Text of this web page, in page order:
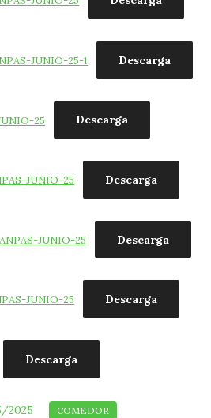
JUNIO-25-1 Descarga
25 Descarga
JUNIO-25 Descarga
JUNIO-25 Descarga
JUNIO-25 Descarga
Descarga
2025